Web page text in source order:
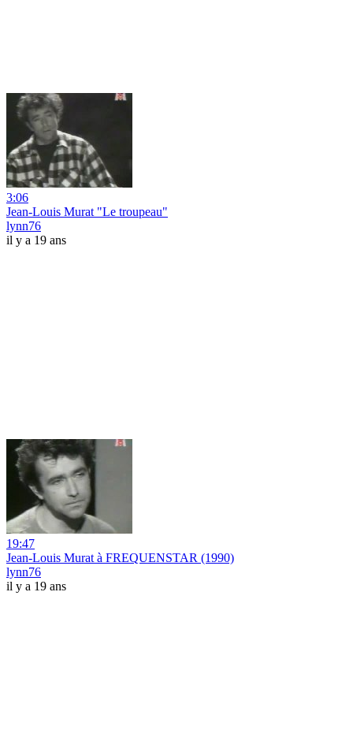
3:06
Jean-Louis Murat "Le troupeau"
lynn76
il y a 19 ans
19:47
Jean-Louis Murat à FREQUENSTAR (1990)
lynn76
il y a 19 ans